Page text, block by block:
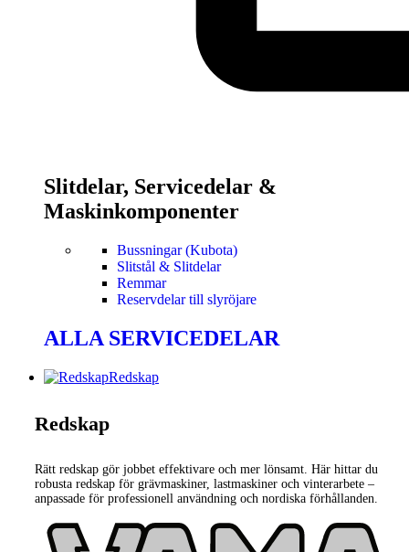
Slitdelar, Servicedelar &
Maskinkomponenter
Bussningar (Kubota)
Slitstål & Slitdelar
Remmar
Reservdelar till slyröjare
ALLA SERVICEDELAR
Redskap
Redskap
Rätt redskap gör jobbet effektivare och mer lönsamt. Här hittar du
robusta redskap för grävmaskiner, lastmaskiner och vinterarbete –
anpassade för professionell användning och nordiska förhållanden.